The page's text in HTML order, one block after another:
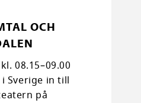
OCH
08.15–09.00
Sverige in till
på